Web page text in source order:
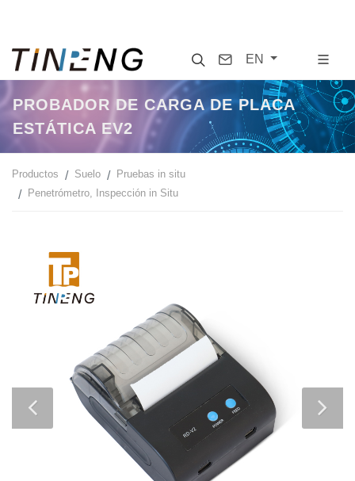
SearchContact
EN
PROBADOR DE CARGA DE PLACA
ESTÁTICA EV2
Productos Suelo
Pruebas in situ
Penetrómetro, Inspección in Situ